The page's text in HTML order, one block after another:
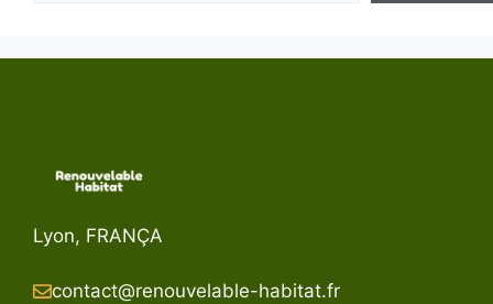
Lyon, FRANÇA
contact@renouvelable-habitat.fr